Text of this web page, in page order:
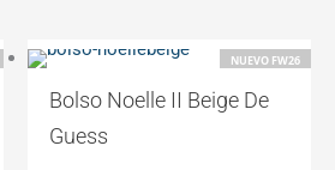
NUEVO FW26
Bolso Noelle II Beige De
Guess